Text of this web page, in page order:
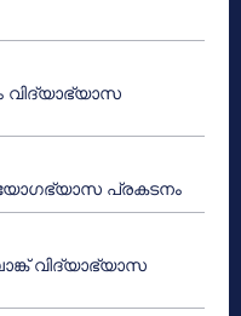
വിദ്യാഭ്യാസ
യോഗഭ്യാസ പ്രകടനം
വിദ്യാഭ്യാസ